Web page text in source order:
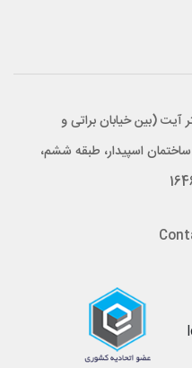
آیت (بین خیابان براتی و
قاسم زاده)، پلاک ۳۵۰، ساختمان اسپیدار، طبقه ششم،